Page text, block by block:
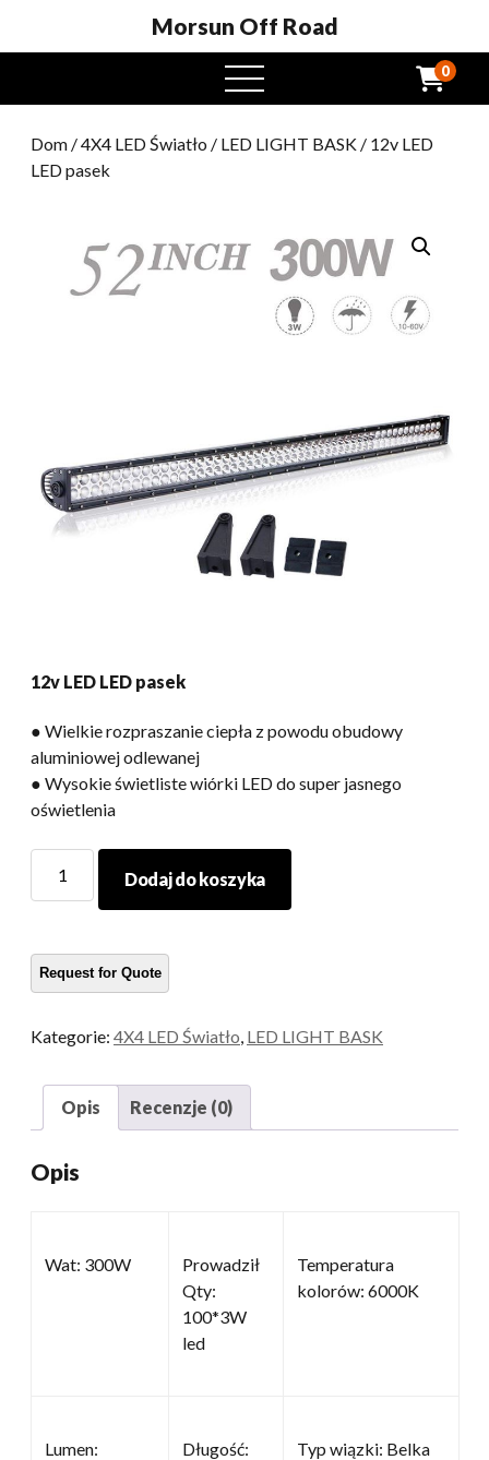
Morsun Off Road
Otwarte
menu
0
Dom /4X4 LED Światło / LED LIGHT BASK / 12v LED
LED pasek
12v LED LED pasek
● Wielkie rozpraszanie ciepła z powodu obudowy
aluminiowej odlewanej
● Wysokie świetliste wiórki LED do super jasnego
oświetlenia
LED
ilość
Dodaj do koszyka
Kategorie: 4X4 LED Światło LED LIGHT BASK
Opis Recenzje (0)
Opis
Wat: 300W
Prowadził
Qty:
100*3W
led
Temperatura
kolorów: 6000K
Lumen:
Długość:
Typ wiązki: Belka